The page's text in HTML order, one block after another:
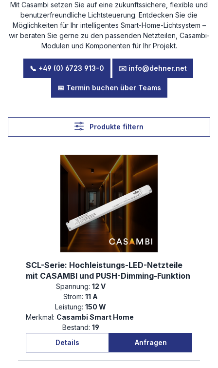
Mit Casambi setzen Sie auf eine zukunftssichere, flexible und
benutzerfreundliche Lichtsteuerung. Entdecken Sie die
Möglichkeiten für Ihr intelligentes Smart-Home-Lichtsystem –
wir beraten Sie gerne zu den passenden Netzteilen, Casambi-
Modulen und Komponenten für Ihr Projekt.
📞 +49 (0) 6723 913-0 ✉️ info@dehner.net
📅 Termin buchen über Teams
Produkte filtern
SCL-Serie: Hochleistungs-LED-Netzteile
mit CASAMBI und PUSH-Dimming-Funktion
Spannung: 12 V
Strom: 11 A
Leistung: 150 W
Merkmal: Casambi Smart Home
Bestand: 19
Details
Anfragen